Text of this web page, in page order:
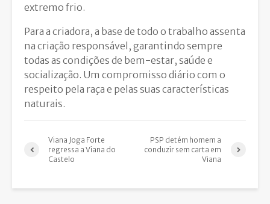
extremo frio.
Para a criadora, a base de todo o trabalho assenta
na criação responsável, garantindo sempre
todas as condições de bem-estar, saúde e
socialização. Um compromisso diário com o
respeito pela raça e pelas suas características
naturais.
Viana Joga Forte
regressa a Viana do
Castelo
PSP detém homem a
conduzir sem carta em
Viana